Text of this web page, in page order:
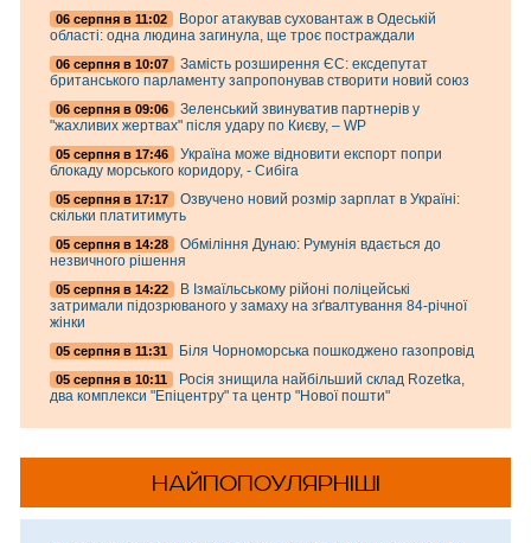
06 серпня в 11:02
Ворог атакував суховантаж в Одеській
області: одна людина загинула, ще троє постраждали
06 серпня в 10:07
Замість розширення ЄС: ексдепутат
британського парламенту запропонував створити новий союз
06 серпня в 09:06
Зеленський звинуватив партнерів у
"жахливих жертвах" після удару по Києву, – WP
05 серпня в 17:46
Україна може відновити експорт попри
блокаду морського коридору, - Сибіга
05 серпня в 17:17
Озвучено новий розмір зарплат в Україні:
скільки платитимуть
05 серпня в 14:28
Обміління Дунаю: Румунія вдається до
незвичного рішення
05 серпня в 14:22
В Ізмаїльському рійоні поліцейські
затримали підозрюваного у замаху на зґвалтування 84-річної
жінки
05 серпня в 11:31 Біля Чорноморська пошкоджено газопровід
05 серпня в 10:11
Росія знищила найбільший склад Rozetka,
два комплекси "Епіцентру" та центр "Нової пошти"
НАЙПОПОУЛЯРНІШІ